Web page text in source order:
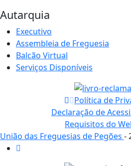
Autarquia
Executivo
Assembleia de Freguesia
Balcão Virtual
Serviços Disponíveis
Política de
Declaração de
Requisitos do
União das Freguesias de Pegões -